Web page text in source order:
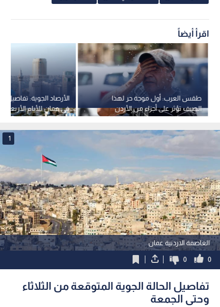
اقرأ أيضاً
الأرصاد الجوية:
في عمان للأيام الأربعة
طقس العرب: أول موجة حر لهذا
الصيف تؤثر على أجزاء من الأردن
العاصمة الاردنية عمان
1
0
0
تفاصيل الحالة الجوية المتوقعة من الثلاثاء
وحتى الجمعة